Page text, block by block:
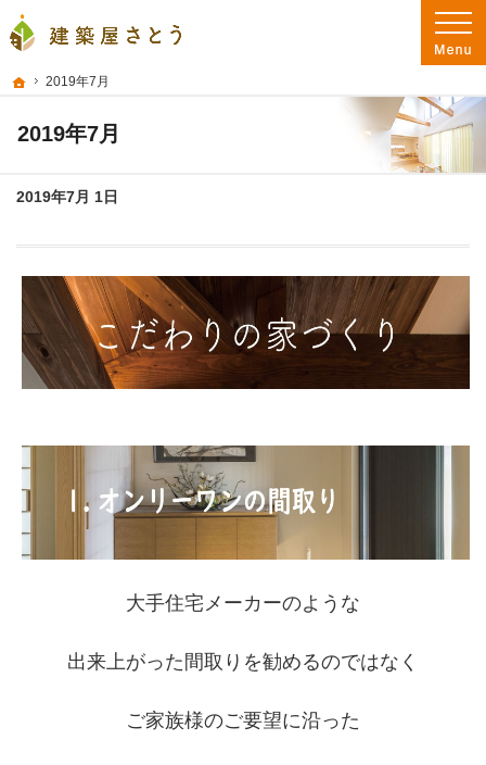
ホーム
2019年7月
2019年7月
プロの目線からご提案。大分県大分市の注文住宅・新築戸建てを手がける工務店
大分県大分市の新築・注文住宅を手がける工務店なら建築屋さとう 本物の自然素
2019年7月 1日
大手住宅メーカーのような
出来上がった間取りを勧めるのではなく
ご家族様のご要望に沿った